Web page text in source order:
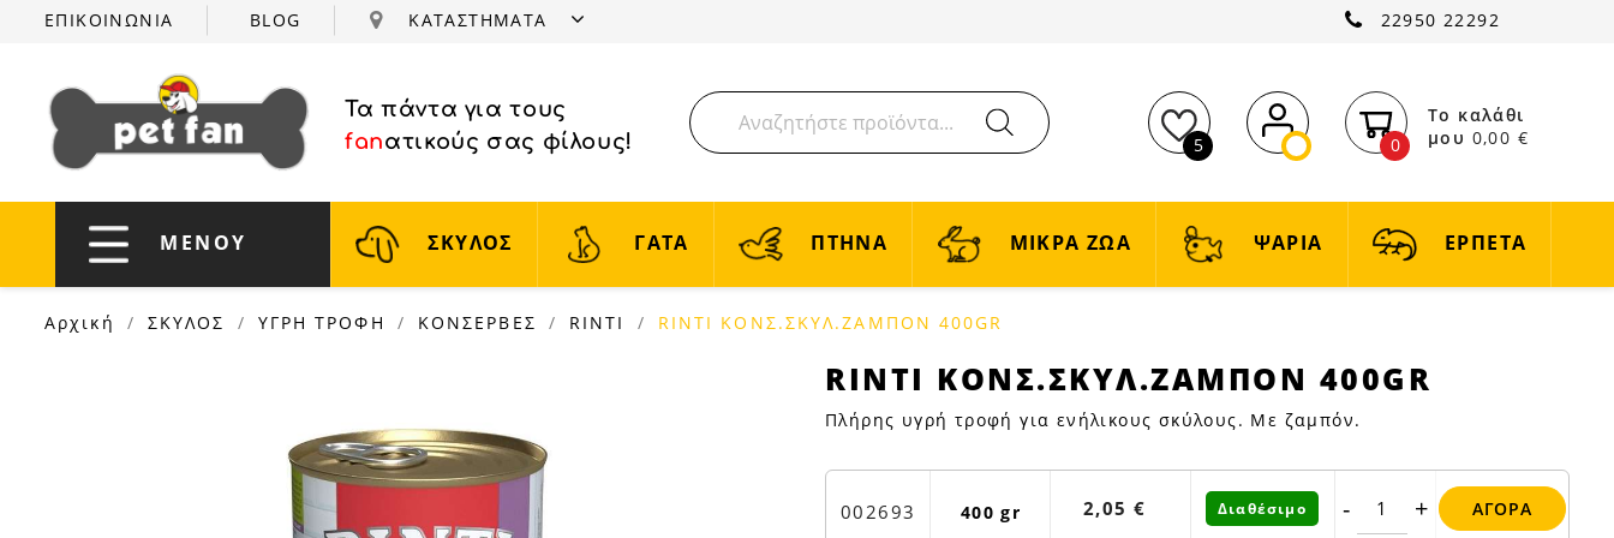
ΕΠΙΚΟΙΝΩΝΙΑ BLOG ΚΑΤΑΣΤΗΜΑΤΑ 22950 22292
Τα πάντα για τους
fanατικούς σας φίλους! 5 0
Το καλάθι
μου 0,00 €
ΜΕΝΟΥ ΣΚΥΛΟΣ ΓΑΤΑ ΠΤΗΝΑ ΜΙΚΡΑ ΖΩΑ ΨΑΡΙΑ ΕΡΠΕΤΑ
Αρχική ΣΚΥΛΟΣ ΥΓΡΗ ΤΡΟΦΗ ΚΟΝΣΕΡΒΕΣ RINTI RINTI ΚΟΝΣ.ΣΚΥΛ.ΖΑΜΠΟΝ 400GR
RINTI
ΚΟΝΣ.ΣΚΥΛ.ΖΑΜΠΟΝ
400GR
Petfan
RINTI ΚΟΝΣ.ΣΚΥΛ.ΖΑΜΠΟΝ 400GR
Πλήρης υγρή τροφή για ενήλικους σκύλους. Με ζαμπόν.
002693 400 gr 2,05 € Διαθέσιμο - + ΑΓΟΡΆ